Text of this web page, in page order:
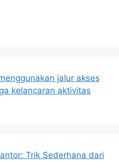
jalur akses
kelancaran aktivitas
Trik Sederhana dari